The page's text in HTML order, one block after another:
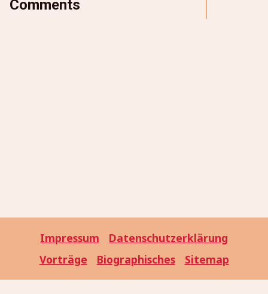
Comments
Impressum
Datenschutzerklärung
Vorträge
Biographisches Sitemap